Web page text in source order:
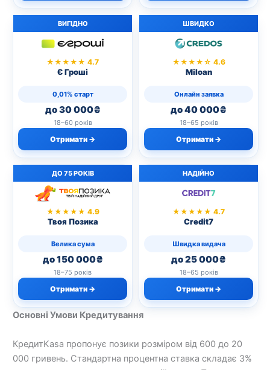
ВИГІДНО
★★★★★ 4.7
Є Гроші
0,01% старт
до 30 000₴
18–60 років
Отримати →
ШВИДКО
★★★★☆ 4.6
Miloan
Онлайн заявка
до 40 000₴
18–65 років
Отримати →
ДО 75 РОКІВ
★★★★★ 4.9
Твоя Позика
Велика сума
до 150 000₴
18–75 років
Отримати →
НАДІЙНО
★★★★★ 4.7
Credit7
Швидка видача
до 25 000₴
18–65 років
Отримати →
Основні Умови Кредитування
КредитKasa пропонує позики розміром від 600 до 20
000 гривень. Стандартна процентна ставка складає 3%